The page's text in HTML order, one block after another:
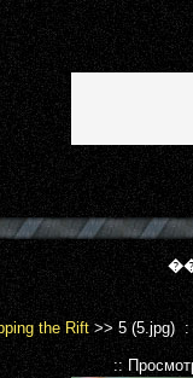
the Rift >> 5 (5.jpg) :
::